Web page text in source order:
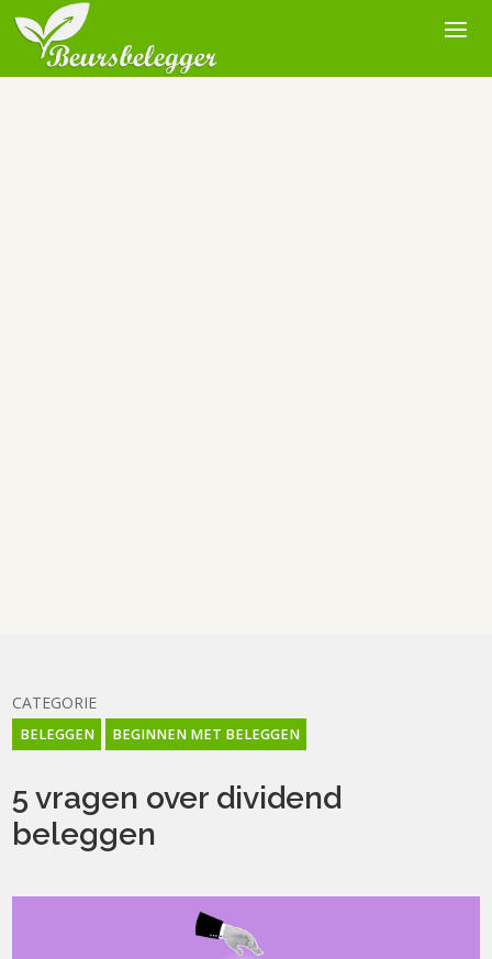
CATEGORIE
BELEGGEN BEGINNEN MET BELEGGEN
5 vragen over dividend
beleggen